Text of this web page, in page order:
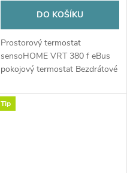
DO KOŠÍKU
Prostorový termostat
sensoHOME VRT 380 f eBus
pokojový termostat Bezdrátové
Tip